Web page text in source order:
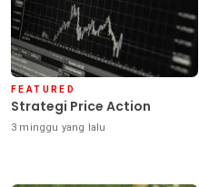
FEATURED
Strategi Price Action
3 minggu yang lalu